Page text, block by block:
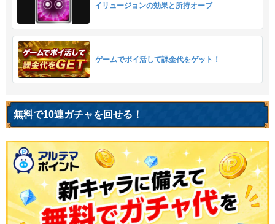
イリュージョンの効果と所持オーブ
ゲームでポイ活して課金代をゲット！
無料で10連ガチャを回せる！